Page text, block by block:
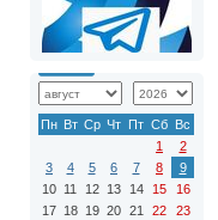
Пн Вт Ср Чт Пт Сб Вс
1
2
3
4 5 6 7 8
9
10 11 12 13 14 15
16
17 18 19 20 21 22
23